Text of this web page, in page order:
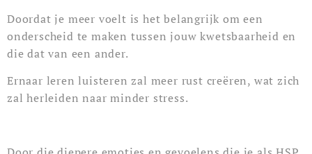
Doordat je meer voelt is het belangrijk om een
onderscheid te maken tussen jouw kwetsbaarheid en
die dat van een ander.
Ernaar leren luisteren zal meer rust creëren, wat zich
zal herleiden naar minder stress.